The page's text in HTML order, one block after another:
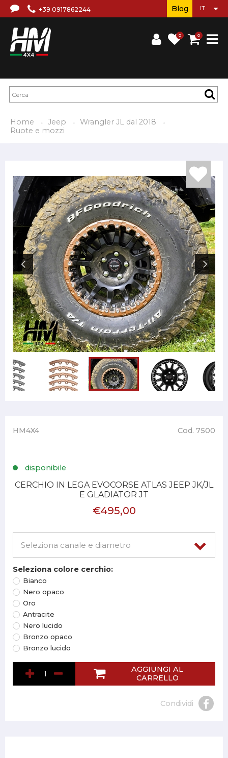
+39 0917862244
0 0
Blog
Home Jeep
Wrangler JL dal 2018
Ruote e mozzi
HM4X4 Cod. 7500
disponibile
CERCHIO IN LEGA EVOCORSE ATLAS JEEP JK/JL
E GLADIATOR JT
€495,00
Seleziona colore cerchio:
Bianco
Nero opaco
Oro
Antracite
Nero lucido
Bronzo opaco
Bronzo lucido
AGGIUNGI AL
CARRELLO
Condividi